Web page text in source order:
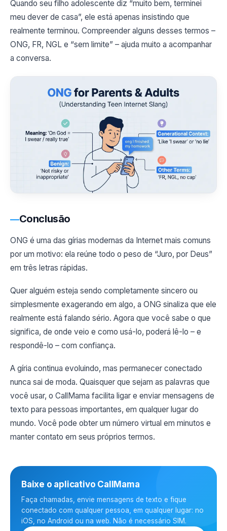
Quando seu filho adolescente diz “muito bem, terminei
meu dever de casa”, ele está apenas insistindo que
realmente terminou. Compreender alguns desses termos –
ONG, FR, NGL e “sem limite” – ajuda muito a acompanhar
a conversa.
Conclusão
ONG é uma das gírias modernas da Internet mais comuns
por um motivo: ela reúne todo o peso de “Juro, por Deus”
em três letras rápidas.
Quer alguém esteja sendo completamente sincero ou
simplesmente exagerando em algo, a ONG sinaliza que ele
realmente está falando sério. Agora que você sabe o que
significa, de onde veio e como usá-lo, poderá lê-lo – e
respondê-lo – com confiança.
A gíria continua evoluindo, mas permanecer conectado
nunca sai de moda. Quaisquer que sejam as palavras que
você usar, o CallMama facilita ligar e enviar mensagens de
texto para pessoas importantes, em qualquer lugar do
mundo. Você pode obter um número virtual em minutos e
manter contato em seus próprios termos.
Baixe o aplicativo CallMama
Faça chamadas, envie mensagens de texto e fique
conectado com qualquer pessoa, em qualquer lugar: no
iOS, no Android ou na web. Não é necessário SIM.